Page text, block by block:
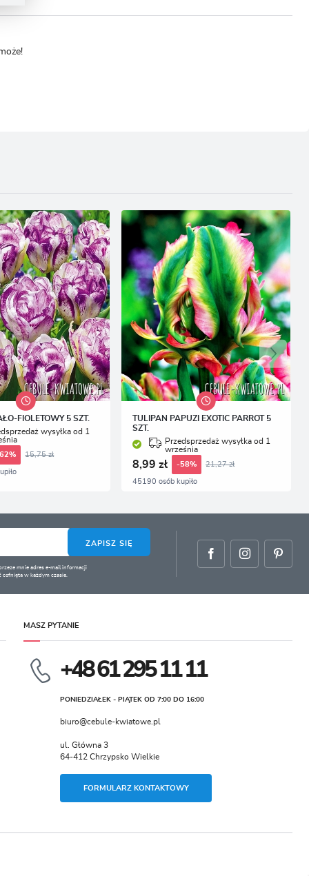
FIOLETOWY 5 SZT.
wysyłka od 1
15,75 zł
TULIPAN PAPUZI EXOTIC PARROT 5
SZT.
Przedsprzedaż wysyłka od 1
września
8,99 zł -58% 21,27 zł
45190 osób kupiło
ZAPISZ SIĘ
mnie adres e-mail informacji
cofnięta w każdym czasie.
MASZ PYTANIE
+48 61 295 11 11
PONIEDZIAŁEK - PIĄTEK OD 7:00 DO 16:00
biuro@cebule-kwiatowe.pl
ul. Główna 3
64-412 Chrzypsko Wielkie
FORMULARZ KONTAKTOWY